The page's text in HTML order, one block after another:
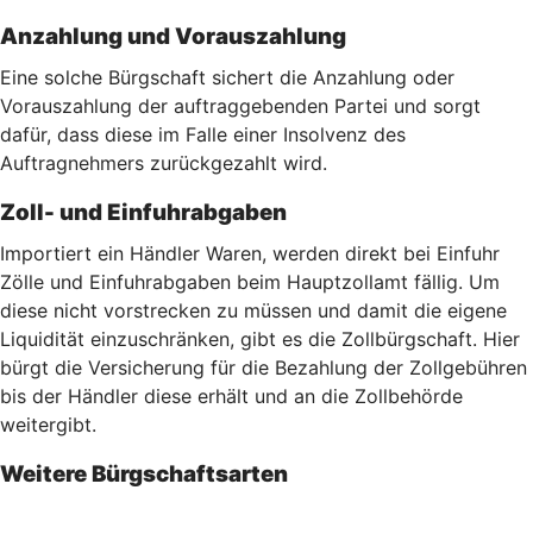
Anzahlung und Vorauszahlung
Eine solche Bürgschaft sichert die Anzahlung oder
Vorauszahlung der auftraggebenden Partei und sorgt
dafür, dass diese im Falle einer Insolvenz des
Auftragnehmers zurückgezahlt wird.
Zoll- und Einfuhrabgaben
Importiert ein Händler Waren, werden direkt bei Einfuhr
Zölle und Einfuhrabgaben beim Hauptzollamt fällig. Um
diese nicht vorstrecken zu müssen und damit die eigene
Liquidität einzuschränken, gibt es die Zollbürgschaft. Hier
bürgt die Versicherung für die Bezahlung der Zollgebühren
bis der Händler diese erhält und an die Zollbehörde
weitergibt.
Weitere Bürgschaftsarten